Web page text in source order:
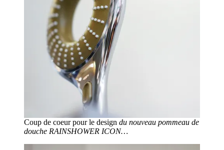
Coup de coeur pour le design du nouveau pommeau de
douche RAINSHOWER ICON…